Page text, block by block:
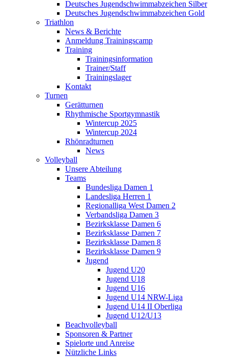
Deutsches Jugendschwimmabzeichen Silber
Deutsches Jugendschwimmabzeichen Gold
Triathlon
News & Berichte
Anmeldung Trainingscamp
Training
Trainingsinformation
Trainer/Staff
Trainingslager
Kontakt
Turnen
Gerätturnen
Rhythmische Sportgymnastik
Wintercup 2025
Wintercup 2024
Rhönradturnen
News
Volleyball
Unsere Abteilung
Teams
Bundesliga Damen 1
Landesliga Herren 1
Regionalliga West Damen 2
Verbandsliga Damen 3
Bezirksklasse Damen 6
Bezirksklasse Damen 7
Bezirksklasse Damen 8
Bezirksklasse Damen 9
Jugend
Jugend U20
Jugend U18
Jugend U16
Jugend U14 NRW-Liga
Jugend U14 II Oberliga
Jugend U12/U13
Beachvolleyball
Sponsoren & Partner
Spielorte und Anreise
Nützliche Links